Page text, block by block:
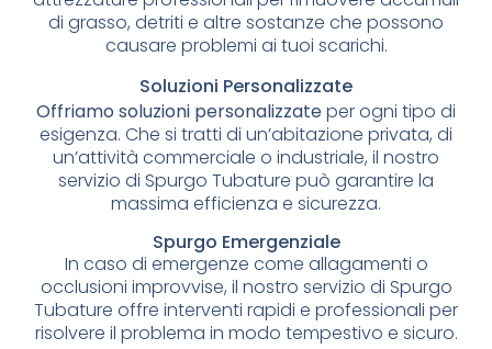
di grasso, detriti e altre sostanze che possono
causare problemi ai tuoi scarichi.
Soluzioni Personalizzate
Offriamo soluzioni personalizzateper ogni tipo di
esigenza. Che si tratti di un’abitazione privata, di
un’attività commerciale o industriale, il nostro
servizio di Spurgo Tubature può garantire la
massima efficienza e sicurezza.
Spurgo Emergenziale
In caso di emergenze come allagamenti o
occlusioni improvvise, il nostro servizio di Spurgo
Tubature offre interventi rapidi e professionali per
risolvere il problema in modo tempestivo e sicuro.